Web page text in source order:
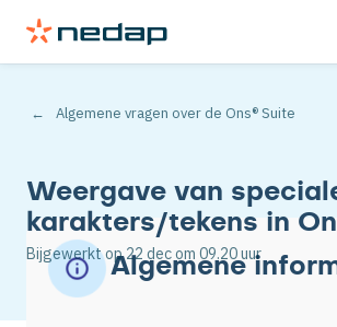
Algemene vragen over de Ons® Suite
Weergave van
karakters/tekens in
Bijgewerkt op22 decom 09.20 uur
Algemene